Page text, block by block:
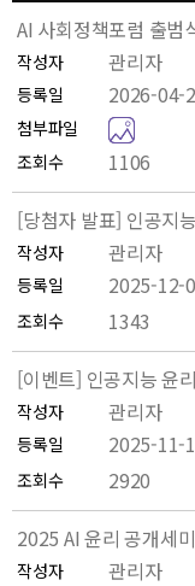
공
지
사
항
목
록
AI 사회정책포럼 출범
작성자 관리자
등록일 2026-04-
첨부파일
A
I
사
회
정
책
럼
출
범
식
.
p
n
g
조회수
1106
[당첨자 발표] 인공지
작성자 관리자
등록일 2025-12-
조회수
1343
[이벤트] 인공지능 윤
작성자 관리자
등록일 2025-11-
조회수
2920
2025 AI 윤리 공개세
작성자 관리자